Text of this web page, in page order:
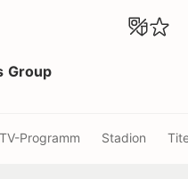
Group
TV-Programm Stadion